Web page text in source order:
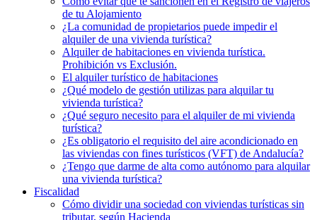
de tu Alojamiento
¿La comunidad de propietarios puede impedir el
alquiler de una vivienda turística?
Alquiler de habitaciones en vivienda turística.
Prohibición vs Exclusión.
El alquiler turístico de habitaciones
¿Qué modelo de gestión utilizas para alquilar tu
vivienda turística?
¿Qué seguro necesito para el alquiler de mi vivienda
turística?
¿Es obligatorio el requisito del aire acondicionado en
las viviendas con fines turísticos (VFT) de Andalucía?
¿Tengo que darme de alta como autónomo para alquilar
una vivienda turística?
Fiscalidad
Cómo dividir una sociedad con viviendas turísticas sin
tributar, según Hacienda